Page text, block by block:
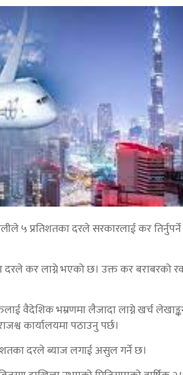
५ प्रतिशतका दरले सरकारलाई कर तिर्नुपर्ने
दरले कर लाग्ने भएको छ। उक्त कर बराबरको
वैदेशिक भम्रणमा लैजादा लाग्ने खर्च
कार्यालयमा पठाउनु पर्छ।
दरले ब्याज लगाई असुल गर्ने छ।